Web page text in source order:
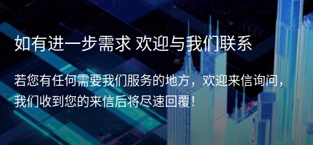
如有进一步需求 欢迎与我们联系
若您有任何需要我们服务的地方，欢迎来信询问，
我们收到您的来信后将尽速回覆！